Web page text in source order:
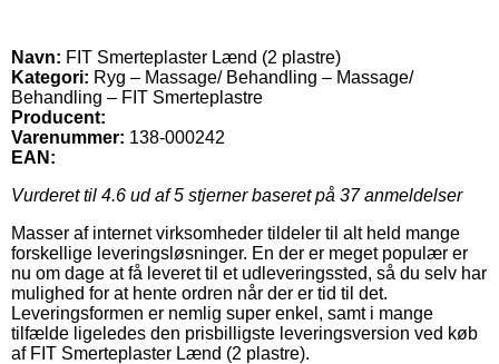
Navn: FIT Smerteplaster Lænd (2 plastre)
Kategori: Ryg – Massage/ Behandling – Massage/
Behandling – FIT Smerteplastre
Producent:
Varenummer: 138-000242
EAN:
Vurderet til 4.6 ud af 5 stjerner baseret på 37anmeldelser
Masser af internet virksomheder tildeler til alt held mange
forskellige leveringsløsninger. En der er meget populær er
nu om dage at få leveret til et udleveringssted, så du selv har
mulighed for at hente ordren når der er tid til det.
Leveringsformen er nemlig super enkel, samt i mange
tilfælde ligeledes den prisbilligste leveringsversion ved køb
af FIT Smerteplaster Lænd (2 plastre).